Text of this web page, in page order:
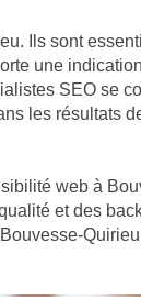
Ils sont
une
SEO se
les résultats
web à
et des